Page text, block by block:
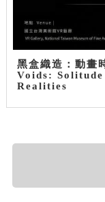
黑盒織造：動畫
Voids:
Realities